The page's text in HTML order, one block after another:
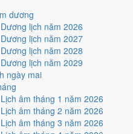
dương
Dương lịch năm 2026
Dương lịch năm 2027
Dương lịch năm 2028
Dương lịch năm 2029
ngày mai
Lịch âm tháng 1 năm 2026
Lịch âm tháng 2 năm 2026
Lịch âm tháng 3 năm 2026
Đạo
ngày tốt
thổ - khởi công
bình
- khởi công hôm nay ở
Đạogây bất lợi.
ngày tốt
trạch - vào nhà mới
bình
- vào nhà mới hôm nay ở